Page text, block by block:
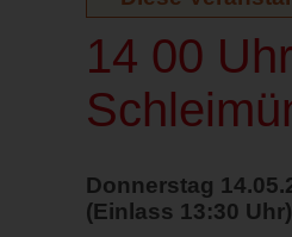
14 00
Donnerstag
(Einlass 13:30 Uhr)